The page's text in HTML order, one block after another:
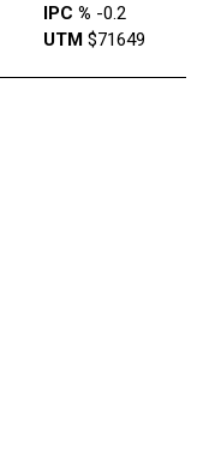
IPC % -0.2
UTM $71649